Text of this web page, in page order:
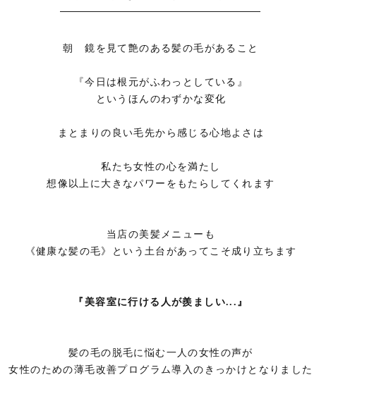
朝 鏡を見て艶のある髪の毛があること
『今日は根元がふわっとしている』
というほんのわずかな変化
まとまりの良い毛先から感じる心地よさは
私たち女性の心を満たし
想像以上に大きなパワーをもたらしてくれます
当店の美髪メニューも
《健康な髪の毛》という土台があってこそ成り立ちます
『美容室に行ける人が羨ましい...』
髪の毛の脱毛に悩む一人の女性の声が
女性のための薄毛改善プログラム導入のきっかけとなりました